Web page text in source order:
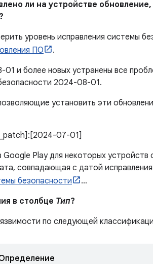
ли на устройстве
уровень исправления системы
ПО
.
и более новых устранены все
2024-08-01.
установить эти
07-01]
Play для некоторых устройств
совпадающая с датой
безопасности
…
в столбце Тип?
по следующей